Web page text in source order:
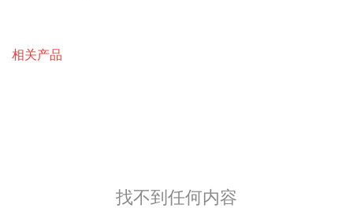
相关产品
找不到任何内容